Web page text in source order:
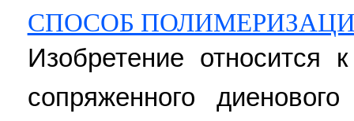
СПОСОБ
Изобретение относится
сопряженного